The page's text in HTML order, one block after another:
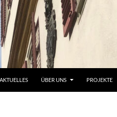
AKTUELLES ÜBER UNS PROJEKTE